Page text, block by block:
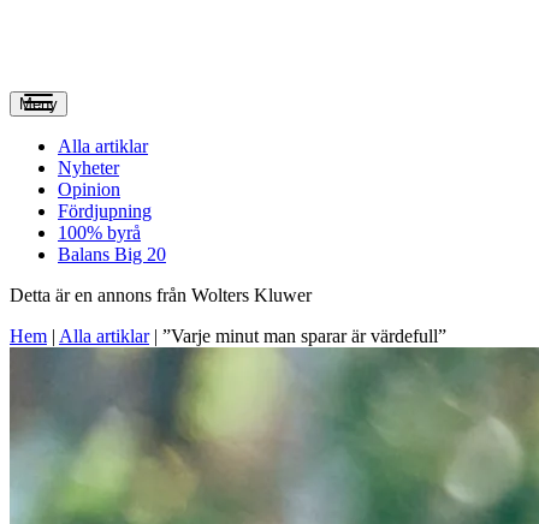
Meny
Alla artiklar
Nyheter
Opinion
Fördjupning
100% byrå
Balans Big 20
Detta är en annons från Wolters Kluwer
Hem | Alla artiklar| ”Varje minut man sparar är värdefull”